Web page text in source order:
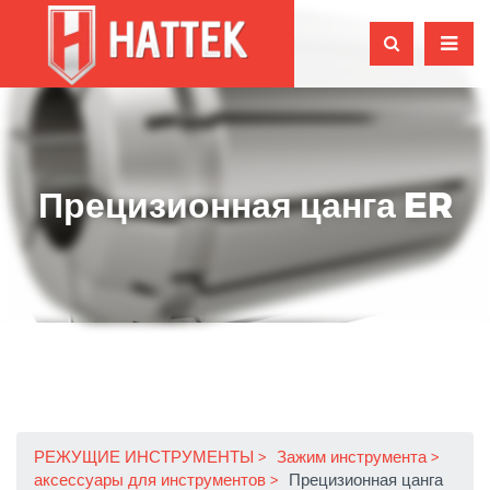
Прецизионная цанга ER
РЕЖУЩИЕ ИНСТРУМЕНТЫ
Зажим инструмента
аксессуары для инструментов
Прецизионная цанга